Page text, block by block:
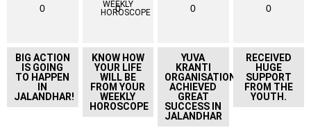
0
BIG ACTION
IS GOING
TO HAPPEN
IN
JALANDHAR!
0
KNOW HOW
YOUR LIFE
WILL BE
FROM YOUR
WEEKLY
HOROSCOPE
0
YUVA
KRANTI
ORGANISATION
ACHIEVED
GREAT
SUCCESS IN
JALANDHAR
0
RECEIVED
HUGE
SUPPORT
FROM THE
YOUTH.